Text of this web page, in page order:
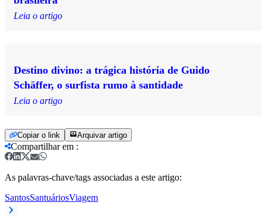
Leia o artigo
Destino divino: a trágica história de Guido
Schäffer, o surfista rumo à santidade
Leia o artigo
Copiar o link Arquivar artigo
Compartilhar em :
As palavras-chave/tags associadas a este artigo:
SantosSantuáriosViagem